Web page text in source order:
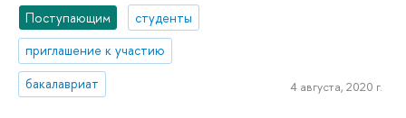
Поступающим
студенты
приглашение к участию
бакалавриат
4 августа, 2020 г.